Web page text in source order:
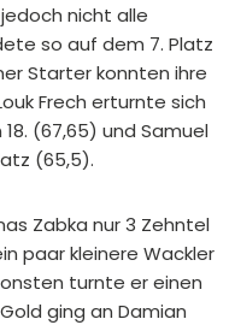
nicht alle
so auf dem 7. Platz
Starter konnten ihre
Frech erturnte sich
(67,65) und Samuel
(65,5).
Zabka nur 3 Zehntel
paar kleinere Wackler
turnte er einen
ging an Damian